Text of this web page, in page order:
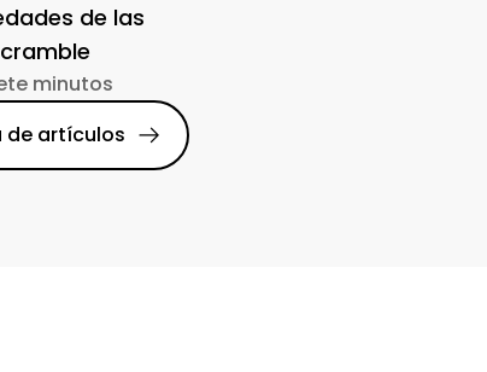
de las
minutos
de artículos